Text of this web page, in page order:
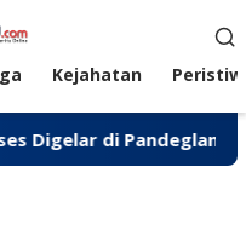
Kejahatan
Pandeglang